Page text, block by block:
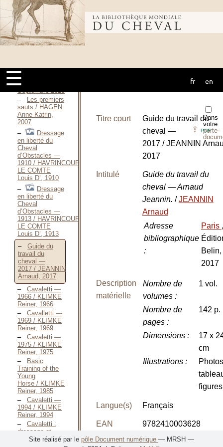
Bibliothèque
mondiale du
cheval
☰ fr en
CATELAIN
Maxime, 1898
Le Saut des
Obstacles — 2
édition / GUÉRIN-
CATELAIN
Le saut en
liberté / GÖTZ
Claudia,
Septembre 2010
Les premiers
sauts / HAGEN
Anne-Katrin,
2007
Dressage
en liberté du
Cheval
d’Obstacles —
1910 / HAVRINCOURT
LE COMTE
Louis D’, 1910
Dressage
en liberté du
Cheval
d’Obstacles —
1913 / HAVRINCOURT
LE COMTE
Louis D’, 1913
Guide du
travail du
cheval —
2017 / JEANNIN
Arnaud, 2017
Cavaletti —
1966 / KLIMKE
Reiner, 1966
Cavalletti —
1969 / KLIMKE
Reiner, 1969
Cavaletti —
1975 / KLIMKE
Reiner, 1975
Basic
Training of the
Young
Horse / KLIMKE
Reiner, 1985
Cavaletti —
1994 / KLIMKE
Reiner, 1994
Cavaletti :
dressage et
sauts —
Dans
votre
porte-
⇪ PDF
Titre court
Guide du travail du
cheval —
2017 / JEANNIN
2017
Intitulé
Guide du travail du
cheval — Arnaud
Jeannin. /JEANNIN
Arnaud
Adresse
bibliographique
:
Paris ,
Belin,
2017
Description
matérielle
Nombre de
volumes:
1 vol.
Nombre de
pages:
142 p.
Dimensions:
17 x
cm
Illustrations:
figures
Langue(s) Français
EAN 9782410003628
Site réalisé par le pôle Document numérique — MRSH —